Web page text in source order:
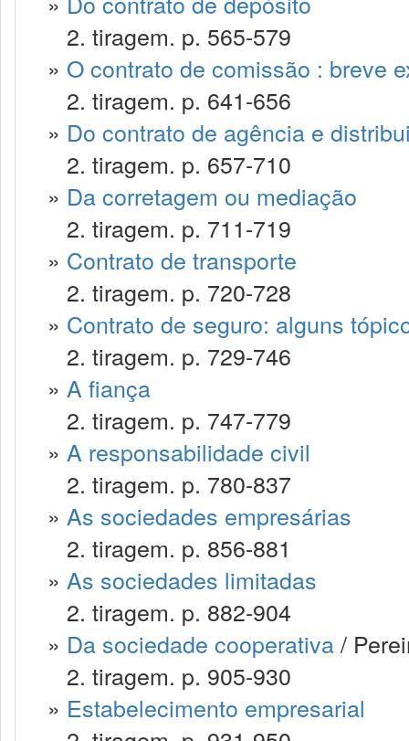
2. tiragem. p. 565-579
» O contrato de comissão : breve
2. tiragem. p. 641-656
» Do contrato de agência e
2. tiragem. p. 657-710
» Da corretagem ou mediação
2. tiragem. p. 711-719
» Contrato de transporte
2. tiragem. p. 720-728
» Contrato de seguro: alguns
2. tiragem. p. 729-746
» A fiança
2. tiragem. p. 747-779
» A responsabilidade civil
2. tiragem. p. 780-837
» As sociedades empresárias
2. tiragem. p. 856-881
» As sociedades limitadas
2. tiragem. p. 882-904
» Da sociedade cooperativa/
2. tiragem. p. 905-930
» Estabelecimento empresarial